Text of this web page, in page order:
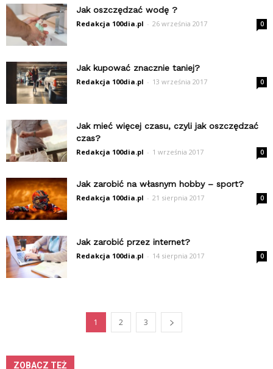
Jak oszczędzać wodę ?
Redakcja 100dia.pl - 26 września 2017 0
Jak kupować znacznie taniej?
Redakcja 100dia.pl - 13 września 2017 0
Jak mieć więcej czasu, czyli jak oszczędzać
czas?
Redakcja 100dia.pl - 1 września 2017 0
Jak zarobić na własnym hobby – sport?
Redakcja 100dia.pl - 21 sierpnia 2017 0
Jak zarobić przez internet?
Redakcja 100dia.pl - 14 sierpnia 2017 0
1 2 3
ZOBACZ TEŻ